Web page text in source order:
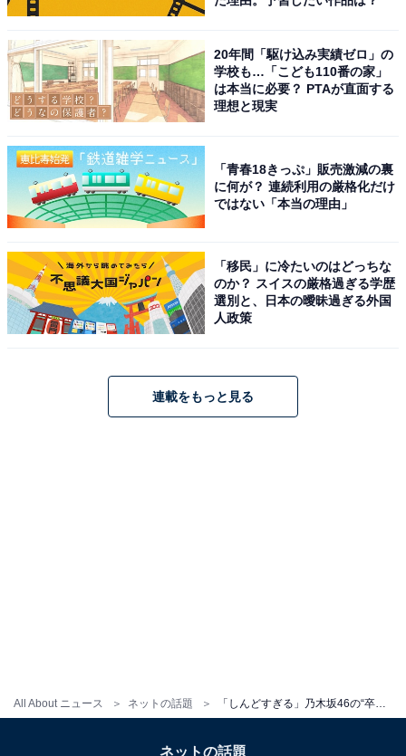
All About ニュース ネットの話題
20年間「駆け込み実績ゼロ」の
学校も…「こども110番の家」
は本当に必要？ PTAが直面する
理想と現実
「青春18きっぷ」販売激減の裏
に何が？ 連続利用の厳格化だけ
ではない「本当の理由」
「移民」に冷たいのはどっちな
のか？ スイスの厳格過ぎる学歴
選別と、日本の曖昧過ぎる外国
人政策
連載をもっと見る
ネットの話題